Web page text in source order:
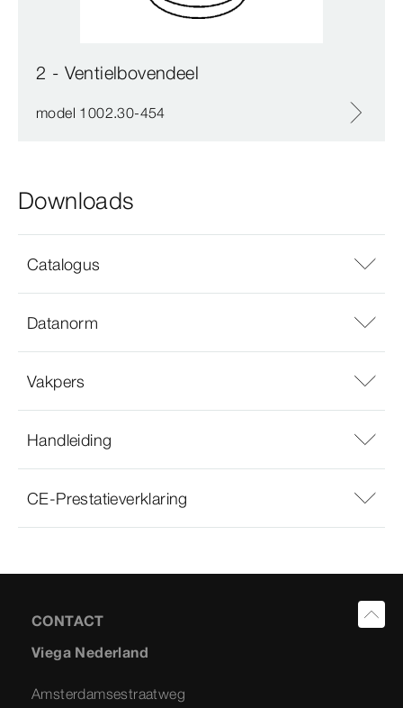
2 - Ventielbovendeel
model 1002.30-454
Downloads
Catalogus
Datanorm
Vakpers
Handleiding
CE-Prestatieverklaring
CONTACT
Viega Nederland
Amsterdamsestraatweg